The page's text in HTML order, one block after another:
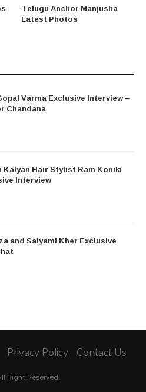
Telugu Anchor Manjusha
Latest Photos
Varma Exclusive Interview –
Chandana
Kalyan Hair Stylist Ram Koniki
Interview
and Saiyami Kher Exclusive
Privacy Policy Contact Us
Right Reserved.